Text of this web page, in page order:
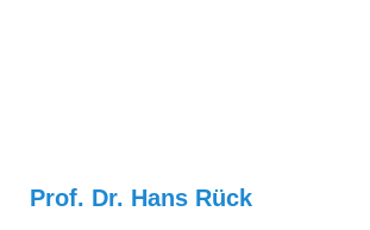
Prof. Dr. Hans Rück